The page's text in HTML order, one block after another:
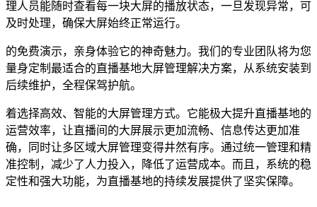
理人员能随时查看每一块大屏的播放状态，一旦发现异常，可
及时处理，确保大屏始终正常运行。
的免费演示，亲身体验它的神奇魅力。我们的专业团队将为您
量身定制最适合的直播基地大屏管理解决方案，从系统安装到
后续维护，全程保驾护航。
着选择高效、智能的大屏管理方式。它能极大提升直播基地的
运营效率，让直播间的大屏展示更加流畅、信息传达更加准
确，同时让多区域大屏管理变得井然有序。通过统一管理和精
准控制，减少了人力投入，降低了运营成本。而且，系统的稳
定性和强大功能，为直播基地的持续发展提供了坚实保障。